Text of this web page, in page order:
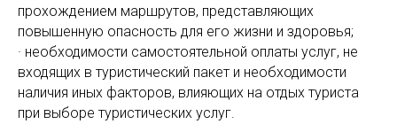
прохождением маршрутов, представляющих
повышенную опасность для его жизни и здоровья;
· необходимости самостоятельной оплаты услуг, не
входящих в туристический пакет и необходимости
наличия иных факторов, влияющих на отдых туриста
при выборе туристических услуг.